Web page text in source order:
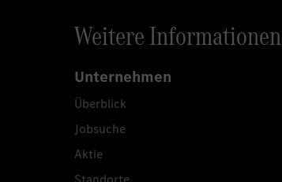
Weitere Informationen
Unternehmen
Überblick
Jobsuche
Aktie